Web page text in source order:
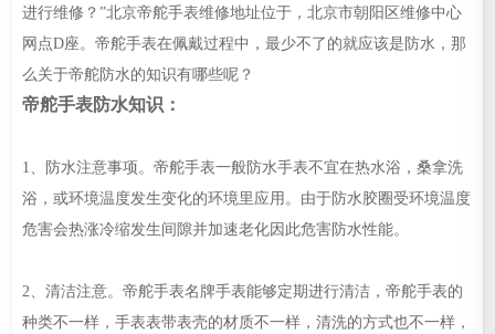
进行维修？”北京帝舵手表维修地址位于，北京市朝阳区维修中心
网点D座。帝舵手表在佩戴过程中，最少不了的就应该是防水，那
么关于帝舵防水的知识有哪些呢？
帝舵手表防水知识：
1、防水注意事项。帝舵手表一般防水手表不宜在热水浴，桑拿洗
浴，或环境温度发生变化的环境里应用。由于防水胶圈受环境温度
危害会热涨冷缩发生间隙并加速老化因此危害防水性能。
2、清洁注意。帝舵手表名牌手表能够定期进行清洁，帝舵手表的
种类不一样，手表表带表壳的材质不一样，清洗的方式也不一样，